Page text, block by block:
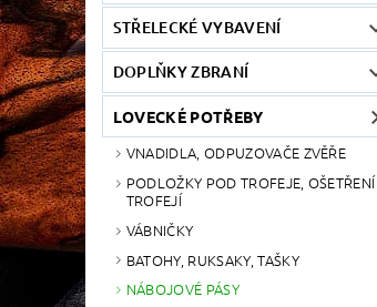
STŘELECKÉ VYBAVENÍ
DOPLŇKY ZBRANÍ
LOVECKÉ POTŘEBY
VNADIDLA, ODPUZOVAČE ZVĚŘE
PODLOŽKY POD TROFEJE, OŠETŘENÍ
TROFEJÍ
VÁBNIČKY
BATOHY, RUKSAKY, TAŠKY
NÁBOJOVÉ PÁSY